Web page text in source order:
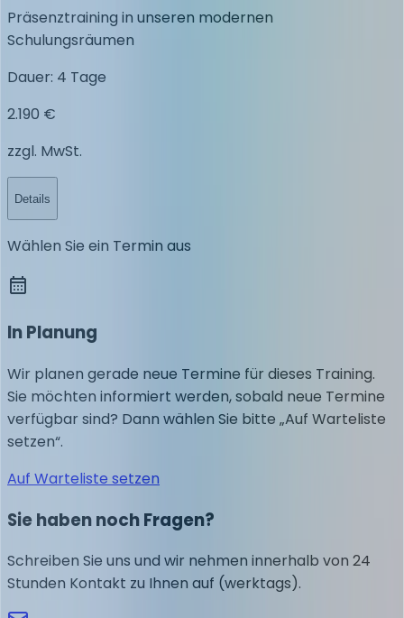
Präsenztraining in unseren modernen
Schulungsräumen
Dauer: 4 Tage
2.190 €
zzgl. MwSt.
Details
Wählen Sie ein Termin aus
In Planung
Wir planen gerade neue Termine für dieses Training.
Sie möchten informiert werden, sobald neue Termine
verfügbar sind? Dann wählen Sie bitte „Auf Warteliste
setzen“.
Auf Warteliste setzen
Sie haben noch Fragen?
Schreiben Sie uns und wir nehmen innerhalb von 24
Stunden Kontakt zu Ihnen auf (werktags).